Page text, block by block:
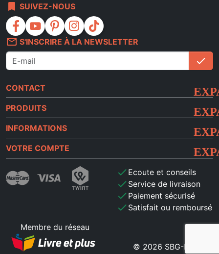
bookmark SUIVEZ-NOUS
facebook youtube pinterest instagram
tiktok
mail_outline S'INSCRIRE À LA NEWSLETTER
check
CONTACT
PRODUITS
INFORMATIONS
VOTRE COMPTE
check Ecoute et conseils
check Service de livraison
check Paiement sécurisé
check Satisfait ou remboursé
Membre du réseau
© 2026 SBG-MB